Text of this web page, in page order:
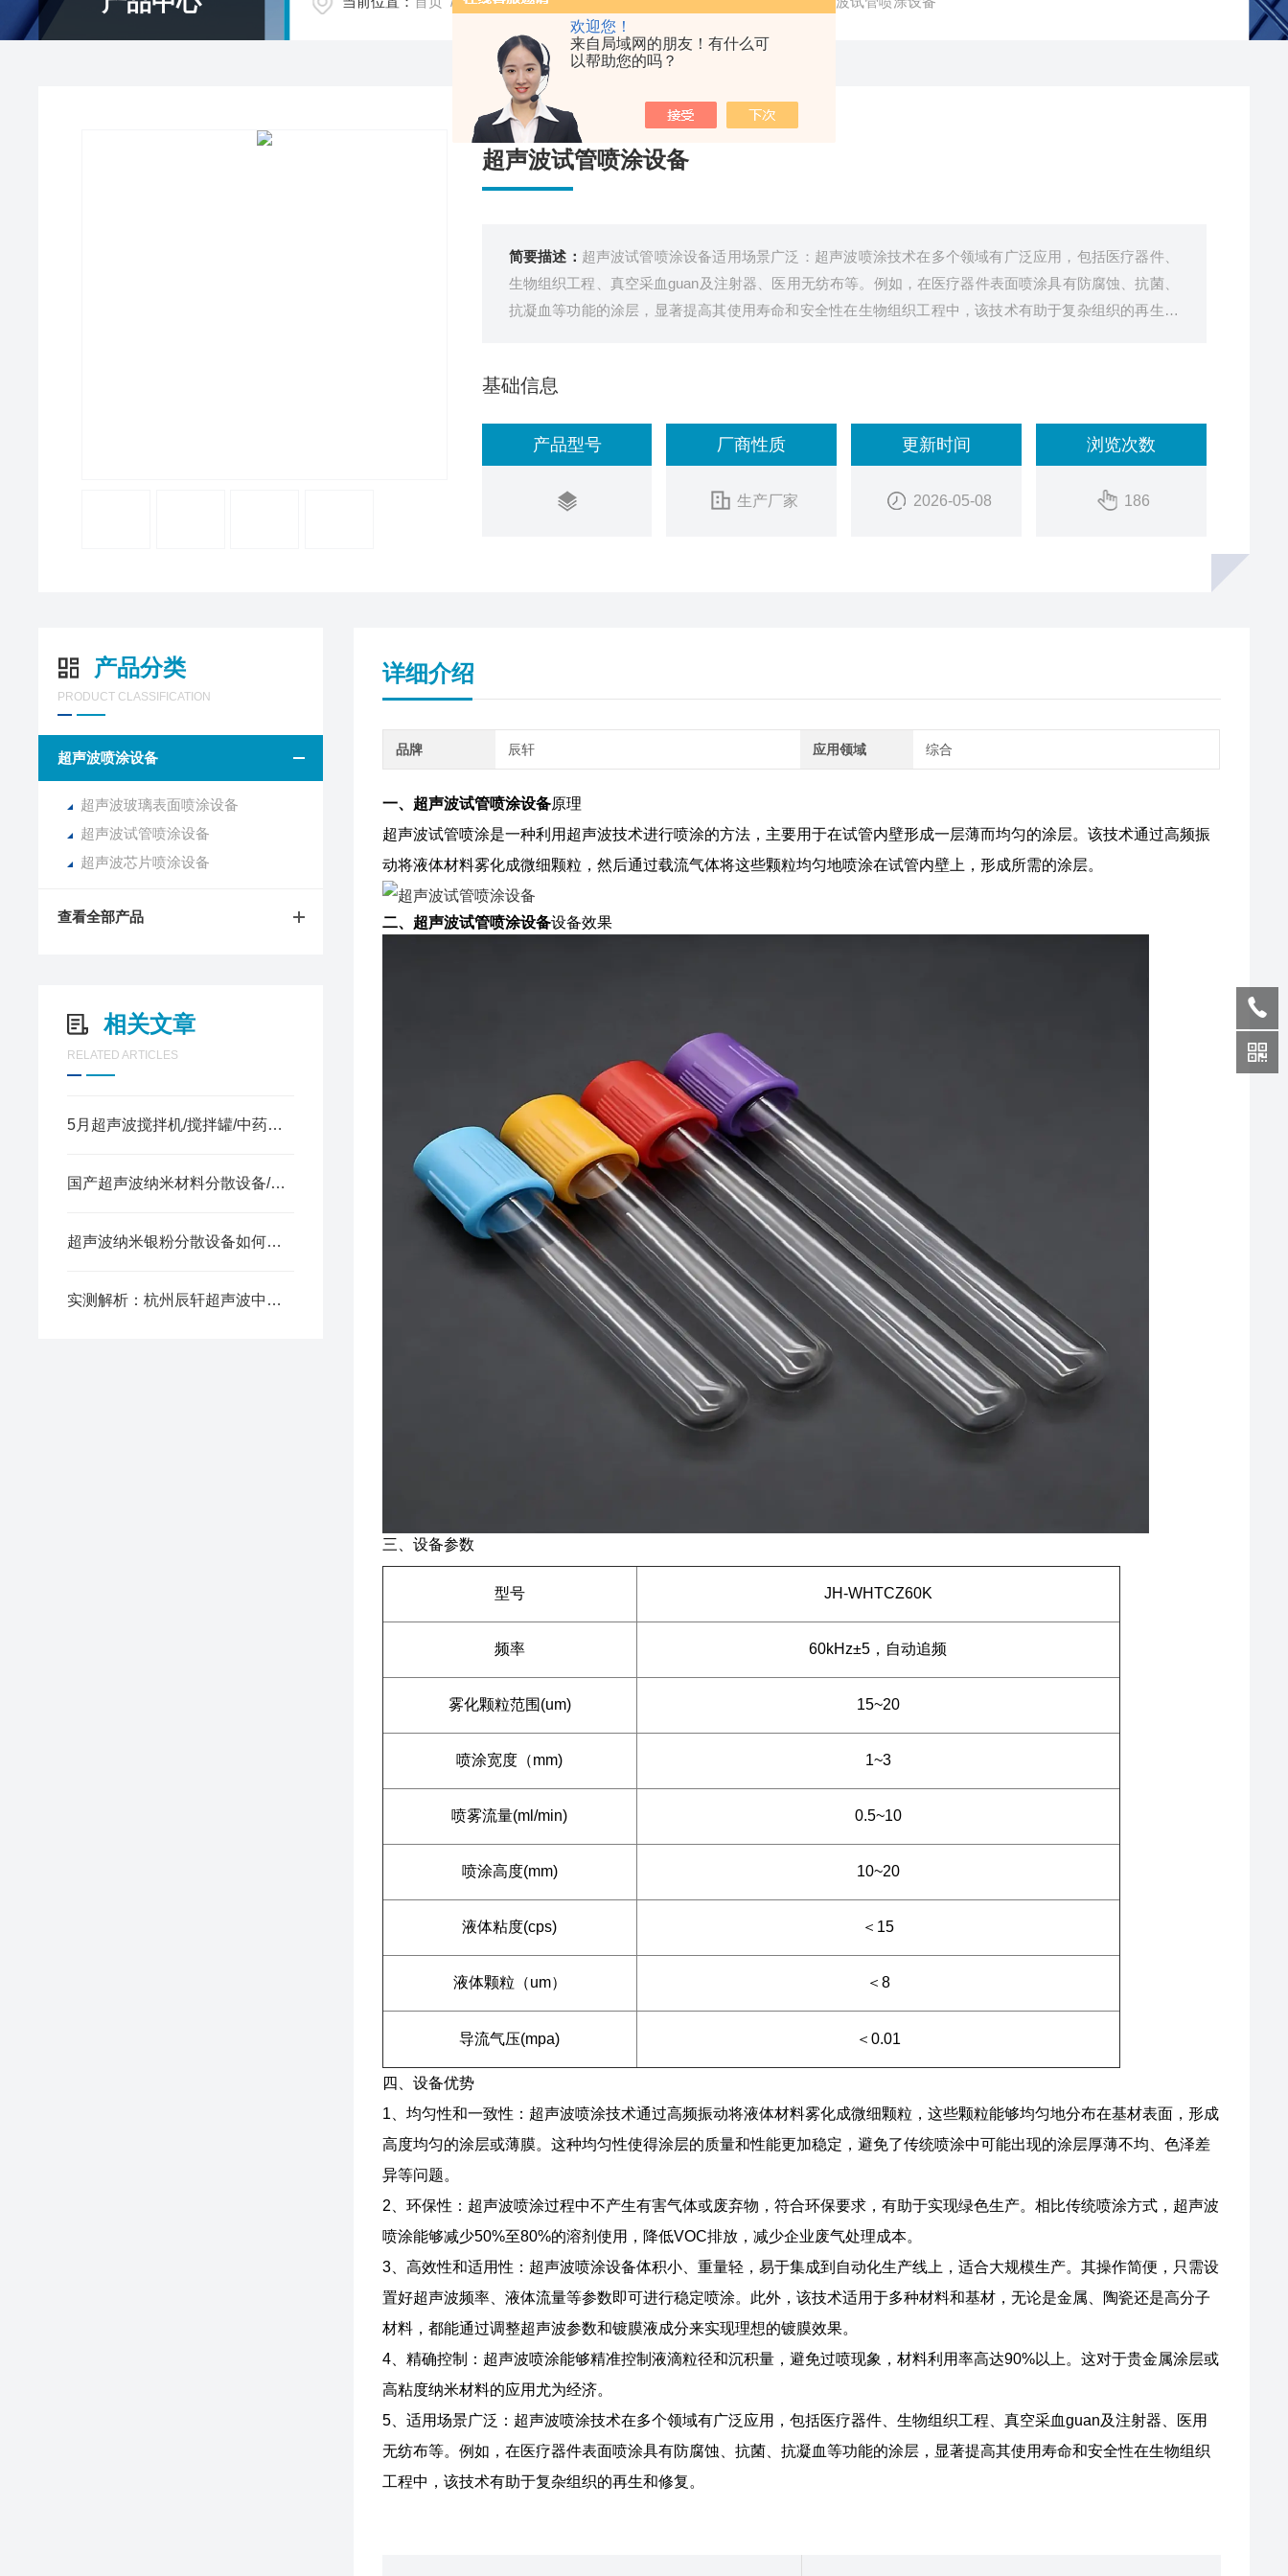
欢迎您！
来自局域网的朋友！有什么可
以帮助您的吗？
超声波试管喷涂设备
简要描述： 超声波试管喷涂设备适用场景广泛‌：超声波喷涂技术在多个领域有广泛应用，包括医疗器件、
生物组织工程、真空采血guan及注射器、医用无纺布等。例如，在医疗器件表面喷涂具有防腐蚀、抗菌、
抗凝血等功能的涂层，显著提高其使用寿命和安全性‌在生物组织工程中，该技术有助于复杂组织的再生和
基础信息
产品型号 厂商性质
生产厂家
更新时间
2026-05-08
浏览次数
186
产品分类
PRODUCT CLASSIFICATION
超声波喷涂设备
超声波玻璃表面喷涂设备
超声波试管喷涂设备
超声波芯片喷涂设备
查看全部产品
相关文章
RELATED ARTICLES
5月超声波搅拌机/搅拌罐/中药提取设备行业品牌排行|这家杭州的本土制造企业凭借高品质、强实力成功入榜！
国产超声波纳米材料分散设备/分散机国产品牌有哪些？优质供应商盘点
超声波纳米银粉分散设备如何打造高性能导电浆料？
实测解析：杭州辰轩超声波中药提取设备综合实力突出，高性价比值得选购
详细介绍
品牌 辰轩 应用领域 综合
一、超声波试管喷涂设备原理
超声波试管喷涂‌是一种利用超声波技术进行喷涂的方法，主要用于在试管内壁形成一层薄而均匀的涂层。该技术通过高频振
动将液体材料雾化成微细颗粒，然后通过载流气体将这些颗粒均匀地喷涂在试管内壁上，形成所需的涂层。
二、超声波试管喷涂设备设备效果
三、设备参数
型号 JH-WHTCZ60K
频率 60kHz±5，自动追频
雾化颗粒范围(um) 15~20
喷涂宽度（mm) 1~3
喷雾流量(ml/min) 0.5~10
喷涂高度(mm) 10~20
液体粘度(cps) ＜15
液体颗粒（um） ＜8
导流气压(mpa) ＜0.01
四、设备优势
‌1、均匀性和一致性‌：超声波喷涂技术通过高频振动将液体材料雾化成微细颗粒，这些颗粒能够均匀地分布在基材表面，形成
高度均匀的涂层或薄膜。这种均匀性使得涂层的质量和性能更加稳定，避免了传统喷涂中可能出现的涂层厚薄不均、色泽差
异等问题‌。
2、环保性‌：超声波喷涂过程中不产生有害气体或废弃物，符合环保要求，有助于实现绿色生产。相比传统喷涂方式，超声波
喷涂能够减少50%至80%的溶剂使用，降低VOC排放，减少企业废气处理成本‌。
‌3、高效性和适用性‌：超声波喷涂设备体积小、重量轻，易于集成到自动化生产线上，适合大规模生产。其操作简便，只需设
置好超声波频率、液体流量等参数即可进行稳定喷涂‌。此外，该技术适用于多种材料和基材，无论是金属、陶瓷还是高分子
材料，都能通过调整超声波参数和镀膜液成分来实现理想的镀膜效果‌。
‌4、精确控制‌：超声波喷涂能够精准控制液滴粒径和沉积量，避免过喷现象，材料利用率高达90%以上。这对于贵金属涂层或
高粘度纳米材料的应用尤为经济‌。
5、适用场景广泛‌：超声波喷涂技术在多个领域有广泛应用，包括医疗器件、生物组织工程、真空采血guan及注射器、医用
无纺布等。例如，在医疗器件表面喷涂具有防腐蚀、抗菌、抗凝血等功能的涂层，显著提高其使用寿命和安全性‌在生物组织
工程中，该技术有助于复杂组织的再生和修复。